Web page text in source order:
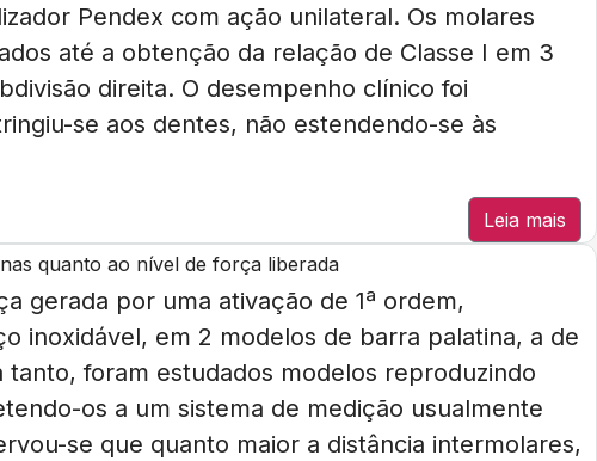
Pendex com ação unilateral. Os molares
até a obtenção da relação de Classe I em 3
direita. O desempenho clínico foi
se aos dentes, não estendendo-se às
Leia mais
quanto ao nível de força liberada
gerada por uma ativação de 1ª ordem,
inoxidável, em 2 modelos de barra palatina, a de
tanto, foram estudados modelos reproduzindo
os a um sistema de medição usualmente
se que quanto maior a distância intermolares,